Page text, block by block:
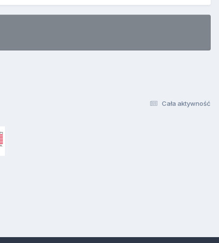
Cała aktywność